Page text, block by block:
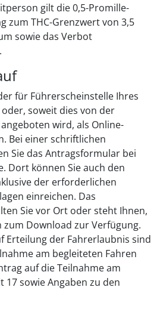
gilt die 0,5-Promille-
zum THC-Grenzwert von 3,5
sowie das Verbot
für Führerscheinstelle Ihres
soweit dies von der
wird, als Online-
Bei einer schriftlichen
Sie das Antragsformular bei
Dort können Sie auch den
der erforderlichen
einreichen. Das
Sie vor Ort oder steht Ihnen,
zum Download zur Verfügung.
Erteilung der Fahrerlaubnis sind
am begleiteten Fahren
auf die Teilnahme am
17 sowie Angaben zu den